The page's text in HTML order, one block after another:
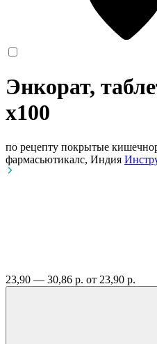
Энкорат,
x100
по рецепту покрытые
фармасьютикалс, Индия
23,90 — 30,86 р. от 23,90 р.